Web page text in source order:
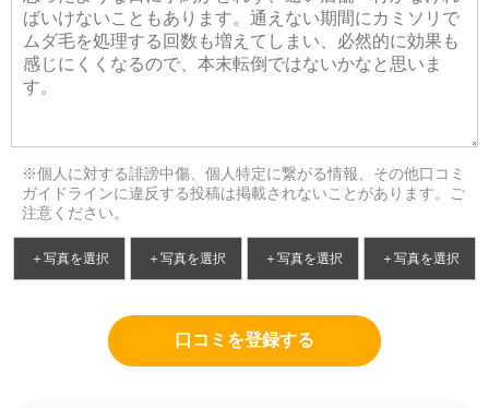
※個人に対する誹謗中傷、個人特定に繋がる情報、その他口コミ
ガイドラインに違反する投稿は掲載されないことがあります。ご
注意ください。
＋写真を選択 ＋写真を選択 ＋写真を選択 ＋写真を選択
口コミを登録する